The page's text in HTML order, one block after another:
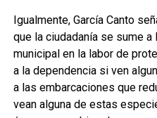
Igualmente, García Canto
que la ciudadanía se sume
municipal en la labor de
a la dependencia si ven
a las embarcaciones que
vean alguna de estas